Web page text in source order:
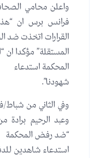
واعلن محامي
فرانس برس ان
القرارات اتخذت ضد
المستقلة” مؤكدا ان
المحكمة استدعاء
شهودنا”.
وفي الثاني من شباط/
وعبد الرحيم برادة
“ضد رفض المحكمة
استدعاء شاهدين